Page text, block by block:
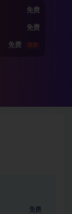
免费
免费
免费 推荐
免费